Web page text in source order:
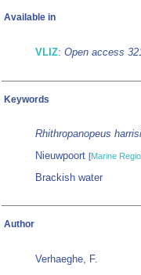
Available in
VLIZ: Open access
Keywords
Rhithropanopeus
Nieuwpoort [Marine
Brackish water
Author
Verhaeghe, F.